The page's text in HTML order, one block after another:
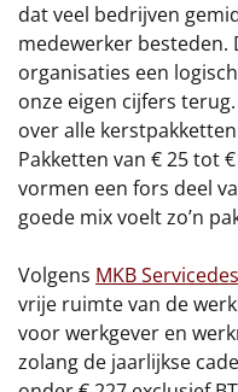
dat veel bedrijven
medewerker besteden.
organisaties een
onze eigen cijfers
over alle
Pakketten van € 25 tot
vormen een fors deel
goede mix voelt zo’n
Volgens MKB
vrije ruimte van de
voor werkgever en
zolang de jaarlijkse